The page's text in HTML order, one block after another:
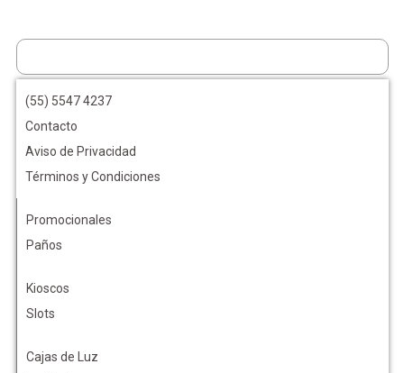
(55) 5547 4237
Contacto
Aviso de Privacidad
Términos y Condiciones
Promocionales
Paños
Kioscos
Slots
Cajas de Luz